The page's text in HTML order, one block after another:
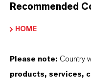
Alle LANXESS Presse-
vom Vorstand sowie
Ihnen zur Verfügung unter:
Recommended
HOME
Please note: Country
products, services,